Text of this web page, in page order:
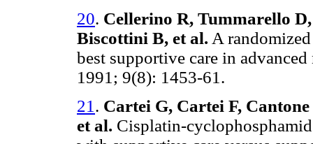
20. Cellerino R, Tummarello
Biscottini B, et al. A
best supportive care in
1991; 9(8): 1453-61.
21 . Cartei G, Cartei F,
et al. Cisplatin-